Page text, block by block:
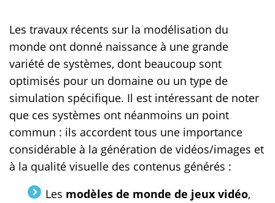
Les travaux récents sur la modélisation du
monde ont donné naissance à une grande
variété de systèmes, dont beaucoup sont
optimisés pour un domaine ou un type de
simulation spécifique. Il est intéressant de noter
que ces systèmes ont néanmoins un point
commun : ils accordent tous une importance
considérable à la génération de vidéos/images et
à la qualité visuelle des contenus générés :
Les modèles de monde de jeux vidéo,